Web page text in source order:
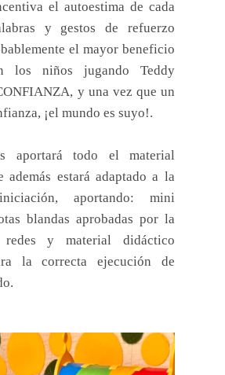
el autoestima de cada
y gestos de refuerzo
el mayor beneficio
los niños jugando Teddy
y una vez que un
¡el mundo es suyo!.
aportará todo el material
además estará adaptado a la
aportando: mini
blandas aprobadas por la
y material didáctico
la correcta ejecución de